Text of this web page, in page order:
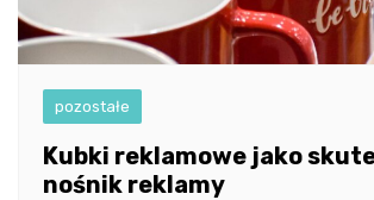
pozostałe
Kubki reklamowe jako
nośnik reklamy